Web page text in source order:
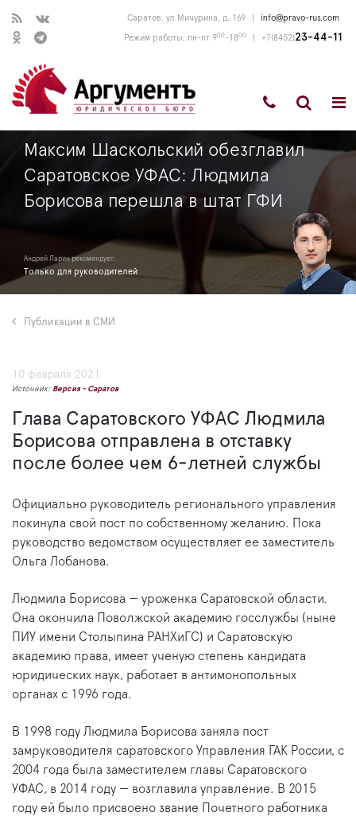
Саратов, ул Мичурина, д. 169 info@pravo-rus.com
Режим работы: пн-пт 900-1800 +7(8452)23-44-11
Максим Шаскольский обезглавил
Саратовское УФАС: Людмила
Борисова перешла в штат ГФИ
Андрей Ларин рекомендует:
Только для руководителей
Публикации в СМИ
10 февраля 2021
Источник: Версия - Саратов
Глава Саратовского УФАС Людмила
Борисова отправлена в отставку
после более чем 6-летней службы
Официально руководитель регионального управления
покинула свой пост по собственному желанию. Пока
руководство ведомством осуществляет ее заместитель
Ольга Лобанова.
Людмила Борисова — уроженка Саратовской области.
Она окончила Поволжской академию госслужбы (ныне
ПИУ имени Столыпина РАНХиГС) и Саратовскую
академию права, имеет ученую степень кандидата
юридических наук, работает в антимонопольных
органах с 1996 года.
В 1998 году Людмила Борисова заняла пост
замруководителя саратовского Управления ГАК России, с
2004 года была заместителем главы Саратовского
УФАС, в 2014 году — возглавила управление. В 2015
году ей было присвоено звание Почетного работника